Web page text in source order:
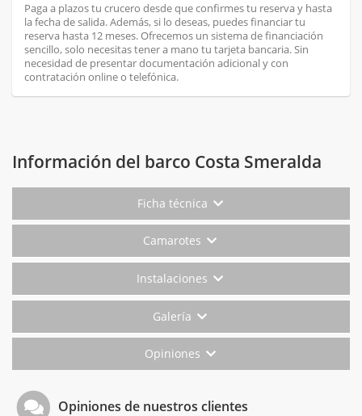
Paga a plazos tu crucero desde que confirmes tu reserva y hasta
la fecha de salida. Además, si lo deseas, puedes financiar tu
reserva hasta 12 meses. Ofrecemos un sistema de financiación
sencillo, solo necesitas tener a mano tu tarjeta bancaria. Sin
necesidad de presentar documentación adicional y con
contratación online o telefónica.
Información del barco Costa Smeralda
Ficha técnica
Camarotes
Instalaciones
Galería
Opiniones
Opiniones de nuestros clientes